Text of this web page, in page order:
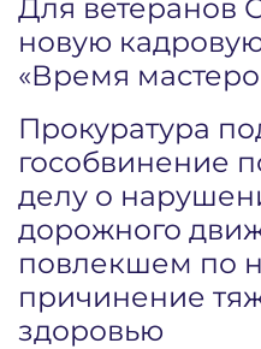
Для ветеранов
новую
«Время
Прокуратура
гособвинение
делу о
дорожного
повлекшем по
причинение
здоровью